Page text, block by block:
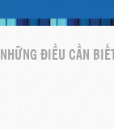
NHỮNG ĐIỀU CẦN